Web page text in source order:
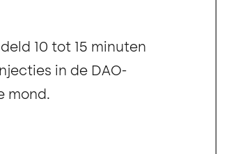
10 tot 15 minuten
in de DAO-
mond.